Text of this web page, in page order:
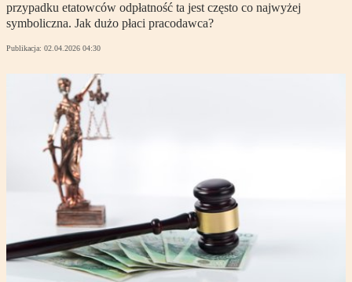
przypadku etatowców odpłatność ta jest często co najwyżej
symboliczna. Jak dużo płaci pracodawca?
Publikacja: 02.04.2026 04:30